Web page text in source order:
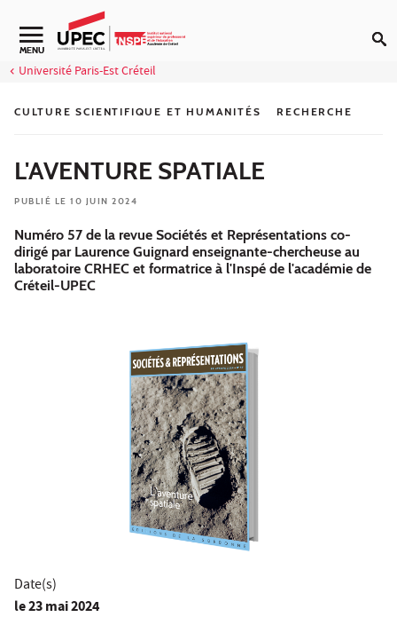
Aller au contenu
Navigation secondaire
MENU
Université Paris-Est Créteil
CULTURE SCIENTIFIQUE ET HUMANITÉS RECHERCHE
L'AVENTURE SPATIALE
PUBLIÉ LE 10 JUIN 2024
Numéro 57 de la revue Sociétés et Représentations co-
dirigé par Laurence Guignard enseignante-chercheuse au
laboratoire CRHEC et formatrice à l'Inspé de l'académie de
Créteil-UPEC
Date(s)
le23 mai 2024